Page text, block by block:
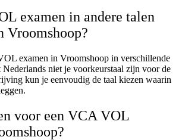
examen in andere talen
Vroomshoop?
examen in Vroomshoop in verschillende
Nederlands niet je voorkeurstaal zijn voor de
kun je eenvoudig de taal kiezen waarin
voor een VCA VOL